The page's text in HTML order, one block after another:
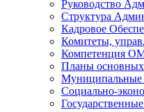
Руководство
Структура
Кадровое
Комитеты,
Компетенция
Планы
Муниципальные
Социально-